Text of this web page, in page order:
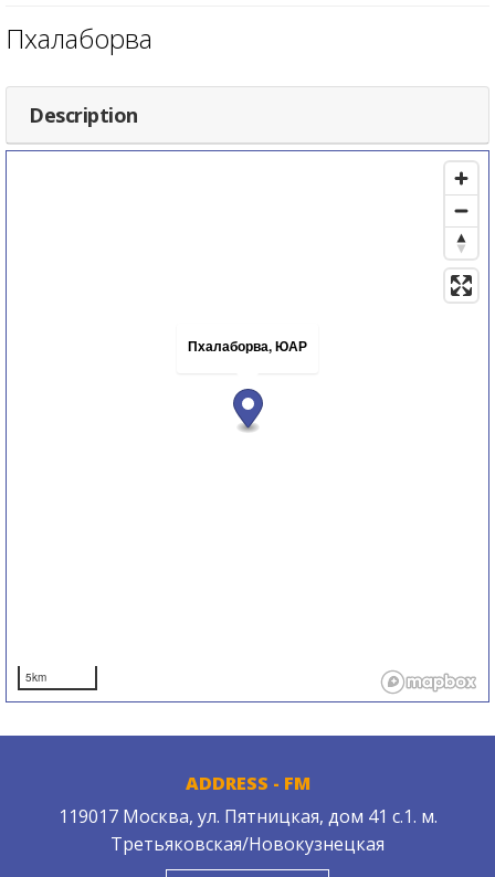
Пхалаборва
Description
5km
Пхалаборва, ЮАР
ADDRESS - FM
119017 Москва, ул. Пятницкая, дом 41 с.1. м.
Третьяковская/Новокузнецкая